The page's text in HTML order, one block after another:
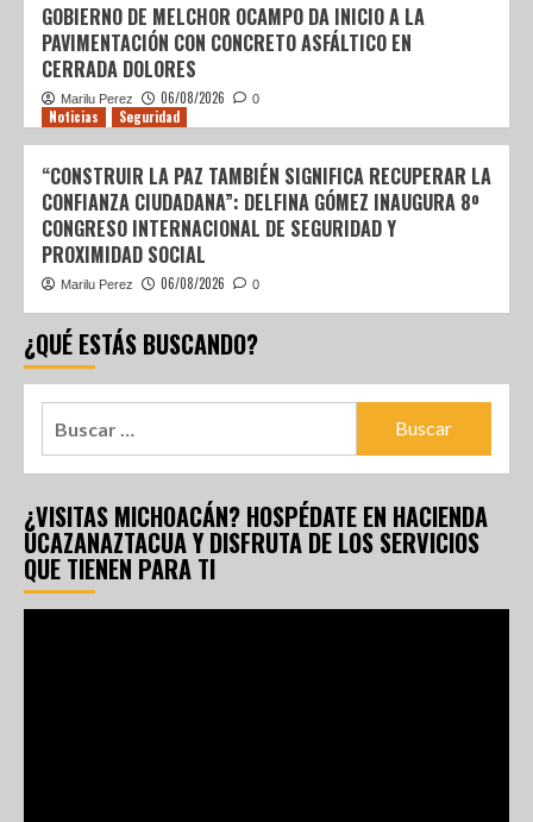
GOBIERNO DE MELCHOR OCAMPO DA INICIO A LA
PAVIMENTACIÓN CON CONCRETO ASFÁLTICO EN
CERRADA DOLORES
Marilu Perez 06/08/2026 0
Noticias Seguridad
“CONSTRUIR LA PAZ TAMBIÉN SIGNIFICA RECUPERAR LA
CONFIANZA CIUDADANA”: DELFINA GÓMEZ INAUGURA 8º
CONGRESO INTERNACIONAL DE SEGURIDAD Y
PROXIMIDAD SOCIAL
Marilu Perez 06/08/2026 0
¿QUÉ ESTÁS BUSCANDO?
¿VISITAS MICHOACÁN? HOSPÉDATE EN HACIENDA
UCAZANAZTACUA Y DISFRUTA DE LOS SERVICIOS
QUE TIENEN PARA TI